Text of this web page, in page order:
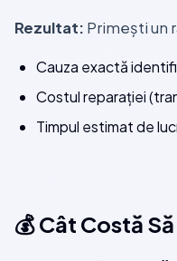
Rezultat: Primești un
Cauza exactă
Costul reparației
Timpul estimat de
💰 Cât Costă